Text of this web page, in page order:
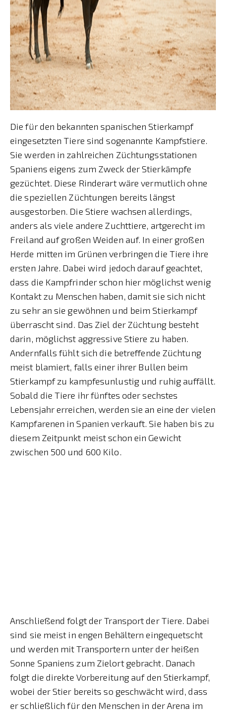
Die für den bekannten spanischen Stierkampf
eingesetzten Tiere sind sogenannte Kampfstiere.
Sie werden in zahlreichen Züchtungsstationen
Spaniens eigens zum Zweck der Stierkämpfe
gezüchtet. Diese Rinderart wäre vermutlich ohne
die speziellen Züchtungen bereits längst
ausgestorben. Die Stiere wachsen allerdings,
anders als viele andere Zuchttiere, artgerecht im
Freiland auf großen Weiden auf. In einer großen
Herde mitten im Grünen verbringen die Tiere ihre
ersten Jahre. Dabei wird jedoch darauf geachtet,
dass die Kampfrinder schon hier möglichst wenig
Kontakt zu Menschen haben, damit sie sich nicht
zu sehr an sie gewöhnen und beim Stierkampf
überrascht sind. Das Ziel der Züchtung besteht
darin, möglichst aggressive Stiere zu haben.
Andernfalls fühlt sich die betreffende Züchtung
meist blamiert, falls einer ihrer Bullen beim
Stierkampf zu kampfesunlustig und ruhig auffällt.
Sobald die Tiere ihr fünftes oder sechstes
Lebensjahr erreichen, werden sie an eine der vielen
Kampfarenen in Spanien verkauft. Sie haben bis zu
diesem Zeitpunkt meist schon ein Gewicht
zwischen 500 und 600 Kilo.
Anschließend folgt der Transport der Tiere. Dabei
sind sie meist in engen Behältern eingequetscht
und werden mit Transportern unter der heißen
Sonne Spaniens zum Zielort gebracht. Danach
folgt die direkte Vorbereitung auf den Stierkampf,
wobei der Stier bereits so geschwächt wird, dass
er schließlich für den Menschen in der Arena im